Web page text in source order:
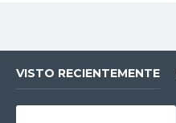
VISTO RECIENTEMENTE